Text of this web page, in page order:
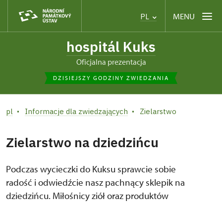
PL MENU
hospitál Kuks
Oficjalna prezentacja
DZISIEJSZY GODZINY ZWIEDZANIA
pl Informacje dla zwiedzających Zielarstwo
Zielarstwo na dziedzińcu
Podczas wycieczki do Kuksu sprawcie sobie
radość i odwiedźcie nasz pachnący sklepik na
dziedzińcu. Miłośnicy ziół oraz produktów